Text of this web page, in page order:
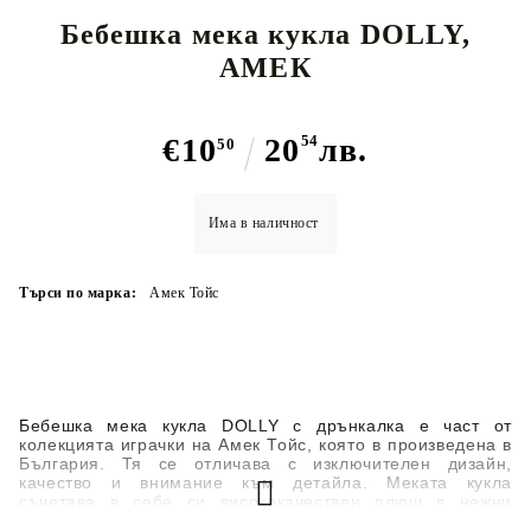
Бебешка мека кукла DOLLY,
АМЕК
€1050 20 54лв.
Има в наличност
Бебешка мека кукла DOLLY с дрънкалка е част от
колекцията играчки на Амек Тойс, която в произведена в
България. Тя се отличава с изключителен дизайн,
качество и внимание към детайла. Меката кукла
съчетава в себе си висококачествен плюш в нежни
Търси по марка: Амек Тойс